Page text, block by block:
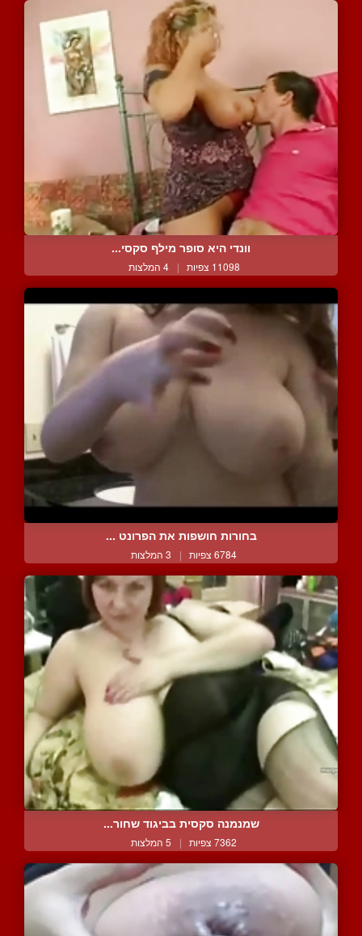
וונדי היא סופר מילף סקסי...
11098 צפיות | 4 המלצות
בחורות חושפות את הפרונט ...
6784 צפיות | 3 המלצות
שמנמנה סקסית בביגוד שחור...
7362 צפיות | 5 המלצות